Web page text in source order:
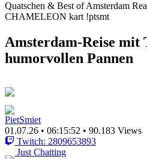
Quatschen & Best of Amsterdam
CHAMELEON kart !ptsmt
Amsterdam-Reise mit
humorvollen Pannen
PietSmiet
01.07.26 • 06:15:52 • 90.183 Views
Twitch: 2809653893
Just Chatting